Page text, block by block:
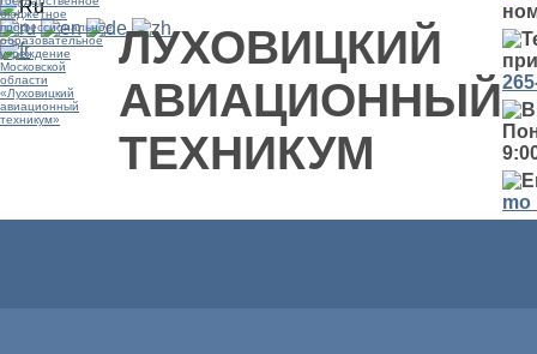
ЛУХОВИЦКИЙ
АВИАЦИОННЫЙ
ТЕХНИКУМ